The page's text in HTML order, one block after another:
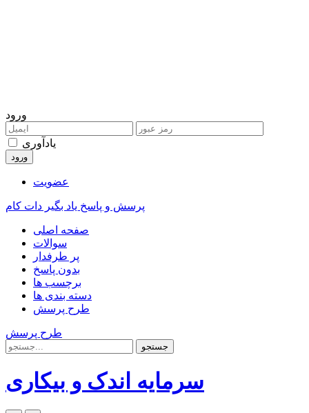
ورود
یادآوری
عضویت
پرسش و پاسخ یاد بگیر دات کام
صفحه اصلی
سوالات
پر طرفدار
بدون پاسخ
برچسب ها
دسته بندی ها
طرح پرسش
طرح پرسش
سرمایه اندک و بیکاری